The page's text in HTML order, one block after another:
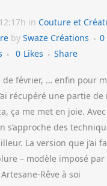
in Couture et
by Swaze Créations
0
0 Likes Share
de février, … enfin pour
récupéré une partie de
ça me met en joie.
s’approche des
La version que j’ai
– modèle imposé par
Rêve à soi